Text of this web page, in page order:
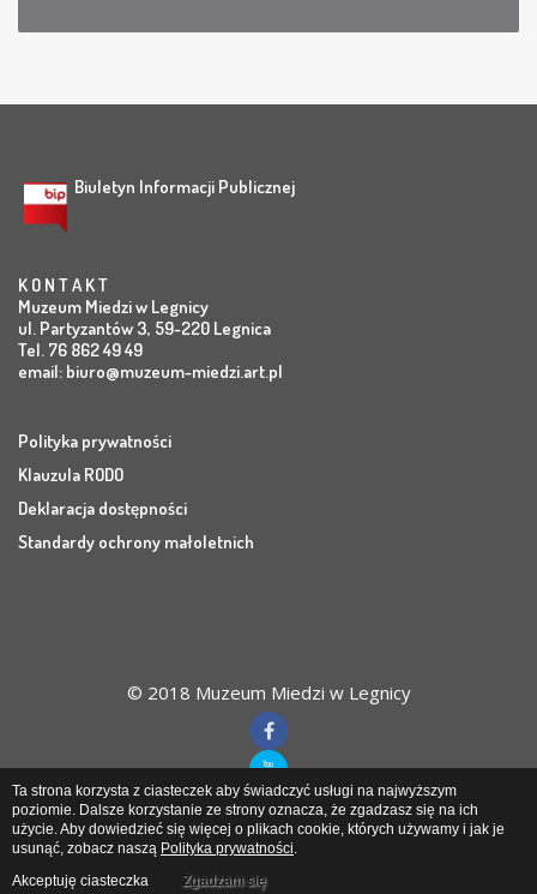
Biuletyn Informacji Publicznej
K O N T A K T
Muzeum Miedzi w Legnicy
ul. Partyzantów 3, 59-220 Legnica
Tel. 76 862 49 49
email: biuro@muzeum-miedzi.art.pl
Polityka prywatności
Klauzula RODO
Deklaracja dostępności
Standardy ochrony małoletnich
© 2018 Muzeum Miedzi w Legnicy
Muzeum Miedziw Legnicy
Ta strona korzysta z ciasteczek aby świadczyć usługi na najwyższym
poziomie. Dalsze korzystanie ze strony oznacza, że zgadzasz się na ich
użycie. Aby dowiedzieć się więcej o plikach cookie, których używamy i jak je
usunąć, zobacz naszą Polityka prywatności.
Akceptuję ciasteczka
Zgadzam się